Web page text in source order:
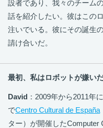
設者であり、我々のチーム
話を紹介したい。彼はこの
注いでいる。彼にその誕生
請け合いだ。
最初、私はロボットが嫌い
David ：2009年から2011年
でCentro Cultural de España
ター）が開催したComputer